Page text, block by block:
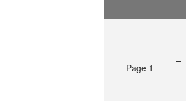
Page 1